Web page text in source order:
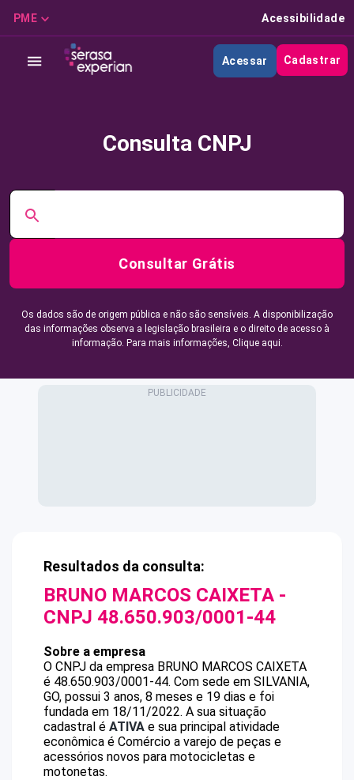
PME Acessibilidade
Acessar Cadastrar
Consulta CNPJ
Consultar Grátis
Os dados são de origem pública e não são sensíveis. A disponibilização
das informações observa a legislação brasileira e o direito de acesso à
informação. Para mais informações, Clique aqui.
Resultados da consulta:
BRUNO MARCOS CAIXETA -
CNPJ 48.650.903/0001-44
Sobre a empresa
O CNPJ da empresa BRUNO MARCOS CAIXETA
é 48.650.903/0001-44. Com sede em SILVANIA,
GO, possui 3 anos, 8 meses e 19 dias e foi
fundada em 18/11/2022. A sua situação
cadastral é ATIVA e sua principal atividade
econômica é Comércio a varejo de peças e
acessórios novos para motocicletas e
motonetas.